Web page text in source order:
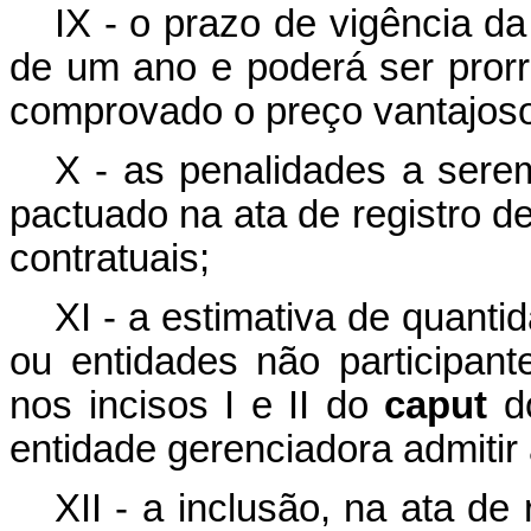
IX - o prazo de vigência
de um ano e poderá ser
comprovado o preço
X - as penalidades a
pactuado na ata de registro
contratuais;
XI - a estimativa de
ou entidades não
nos incisos I e II do caput
entidade gerenciadora
XII - a inclusão, na ata de